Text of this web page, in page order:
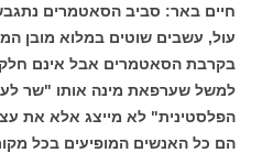
חיים באר: סביב הסאטמרים
עול, עשבים שוטים במלוא מובן
בקרבת הסאטמרים אבל אינם
למשל שערפאת מינה אותו "שר
הפלסטינית" לא מייצג אלא את
הם כל האנשים המופיעים בכל